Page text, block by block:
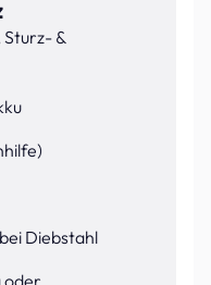
Sturz- &
Diebstahl
oder